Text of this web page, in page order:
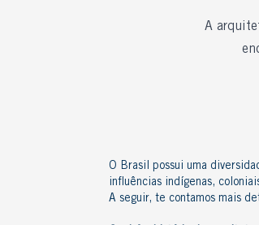
A
O Brasil possui uma
influências indígenas,
A seguir, te contamos mais